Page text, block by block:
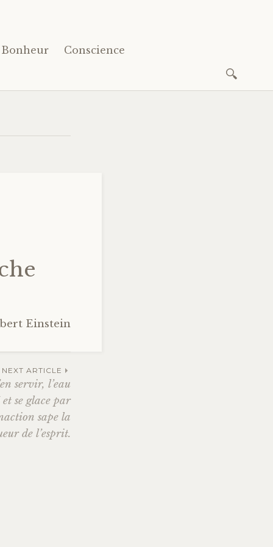
Bonheur Conscience
Einstein
NEXT ARTICLE
servir, l’eau
se glace par
sape la
de l’esprit.